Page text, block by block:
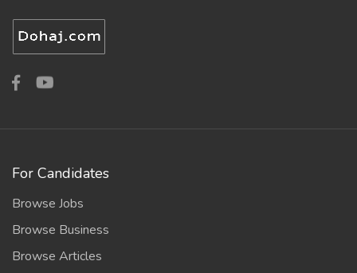
For Candidates
Browse Jobs
Browse Business
Browse Articles